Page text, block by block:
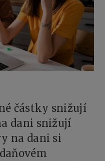
částky snižují
dani snižují
na dani si